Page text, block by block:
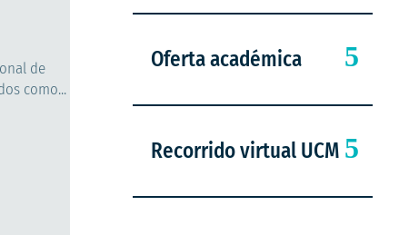
de
como...
Oferta académica
Recorrido virtual UCM